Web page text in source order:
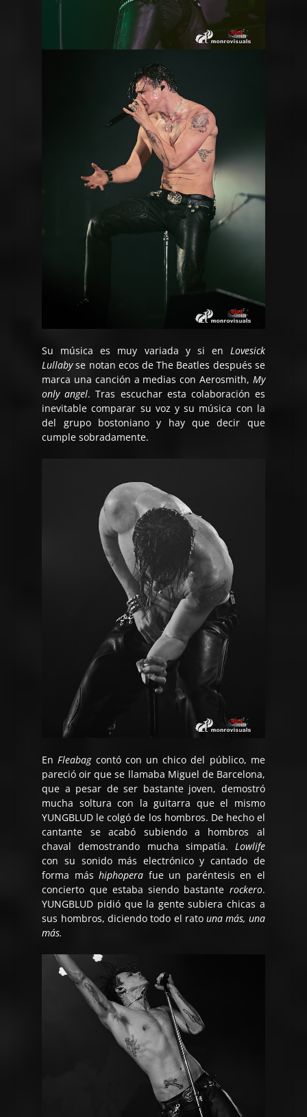
Su música es muy variada y si en Lovesick
Lullabyse notan ecos de The Beatles después se
marca una canción a medias con Aerosmith, My
only angel. Tras escuchar esta colaboración es
inevitable comparar su voz y su música con la
del grupo bostoniano y hay que decir que
cumple sobradamente.
EnFleabagcontó con un chico del público, me
pareció oir que se llamaba Miguel de Barcelona,
que a pesar de ser bastante joven, demostró
mucha soltura con la guitarra que el mismo
YUNGBLUD le colgó de los hombros. De hecho el
cantante se acabó subiendo a hombros al
chaval demostrando mucha simpatía. Lowlife
con su sonido más electrónico y cantado de
forma máshiphopera fue un paréntesis en el
concierto que estaba siendo bastante rockero.
YUNGBLUD pidió que la gente subiera chicas a
sus hombros, diciendo todo el ratouna más, una
más.